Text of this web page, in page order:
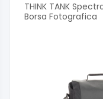
THINK TANK
Borsa Fotografica